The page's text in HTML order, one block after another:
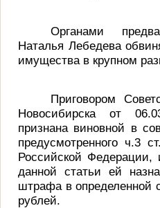
Органами
Наталья Лебедева
имущества в крупном
Приговором
Новосибирска от
признана виновной в
предусмотренного ч.3
Российской Федерации,
данной статьи ей
штрафа в определенной
рублей.